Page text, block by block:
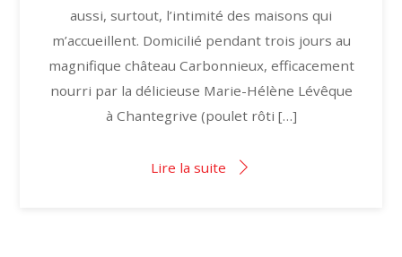
aussi, surtout, l’intimité des maisons qui
m’accueillent. Domicilié pendant trois jours au
magnifique château Carbonnieux, efficacement
nourri par la délicieuse Marie-Hélène Lévêque
à Chantegrive (poulet rôti […]
Lire la suite